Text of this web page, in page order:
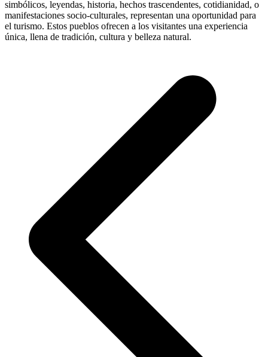
simbólicos, leyendas, historia, hechos trascendentes, cotidianidad, o
manifestaciones socio-culturales, representan una oportunidad para
el turismo. Estos pueblos ofrecen a los visitantes una experiencia
única, llena de tradición, cultura y belleza natural.